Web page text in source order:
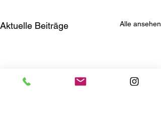
Aktuelle Beiträge Alle ansehen